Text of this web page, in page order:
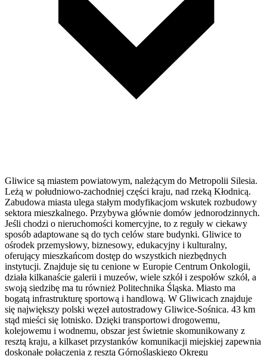
Gliwice są miastem powiatowym, należącym do Metropolii Silesia.
Leżą w południowo-zachodniej części kraju, nad rzeką Kłodnicą.
Zabudowa miasta ulega stałym modyfikacjom wskutek rozbudowy
sektora mieszkalnego. Przybywa głównie domów jednorodzinnych.
Jeśli chodzi o nieruchomości komercyjne, to z reguły w ciekawy
sposób adaptowane są do tych celów stare budynki. Gliwice to
ośrodek przemysłowy, biznesowy, edukacyjny i kulturalny,
oferujący mieszkańcom dostęp do wszystkich niezbędnych
instytucji. Znajduje się tu cenione w Europie Centrum Onkologii,
działa kilkanaście galerii i muzeów, wiele szkół i zespołów szkół, a
swoją siedzibę ma tu również Politechnika Śląska. Miasto ma
bogatą infrastrukturę sportową i handlową. W Gliwicach znajduje
się największy polski węzeł autostradowy Gliwice-Sośnica. 43 km
stąd mieści się lotnisko. Dzięki transportowi drogowemu,
kolejowemu i wodnemu, obszar jest świetnie skomunikowany z
resztą kraju, a kilkaset przystanków komunikacji miejskiej zapewnia
doskonałe połączenia z resztą Górnośląskiego Okręgu